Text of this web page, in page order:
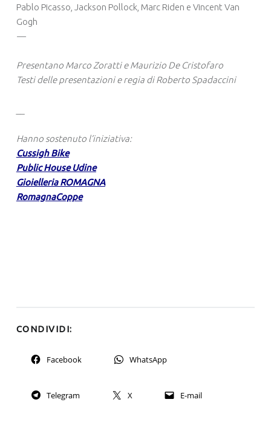
Pablo Picasso, Jackson Pollock, Marc Riden e Vincent Van
Gogh
—
Presentano Marco Zoratti e Maurizio De Cristofaro
Testi delle presentazioni e regia di Roberto Spadaccini
Hanno sostenuto l’iniziativa:
Cussigh Bike
Public House Udine
Gioielleria ROMAGNA
RomagnaCoppe
CONDIVIDI:
Facebook WhatsApp
Telegram X E-mail